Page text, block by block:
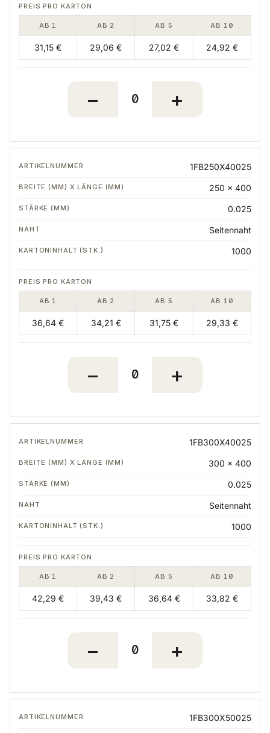
AB 1 AB 2 AB 5 AB 10
31,15 € 29,06 € 27,02 € 24,92 €
1FB250X40025
250 x 400
0.025
Seitennaht
1000
AB 1 AB 2 AB 5 AB 10
36,64 € 34,21 € 31,75 € 29,33 €
1FB300X40025
300 x 400
0.025
Seitennaht
1000
AB 1 AB 2 AB 5 AB 10
42,29 € 39,43 € 36,64 € 33,82 €
1FB300X50025